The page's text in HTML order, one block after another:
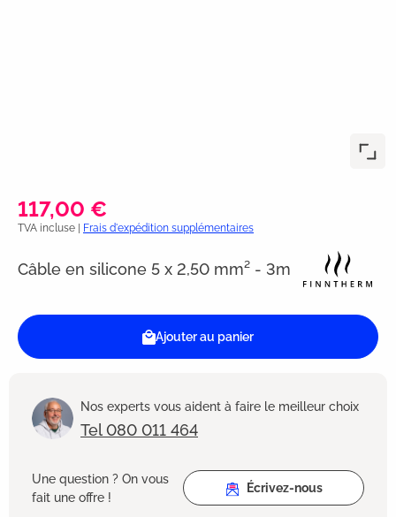
117,00 €
TVA incluse | Frais d'expédition supplémentaires
Câble en silicone 5 x 2,50 mm² - 3m
Ajouter au panier
Nos experts vous aident à faire le meilleur choix
Tel 080 011 464
Une question ? On vous
fait une offre !
Écrivez-nous